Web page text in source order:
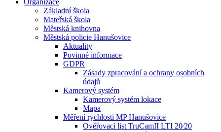
Organizace
Základní škola
Mateřská škola
Městská knihovna
Městská policie Hanušovice
Aktuality
Povinné informace
GDPR
Zásady zpracování a ochrany osobních
údajů
Kamerový systém
Kamerový systém lokace
Mapa
Měření rychlosti MP Hanušovice
Ověřovací list TruCamII LTI 20⁄20